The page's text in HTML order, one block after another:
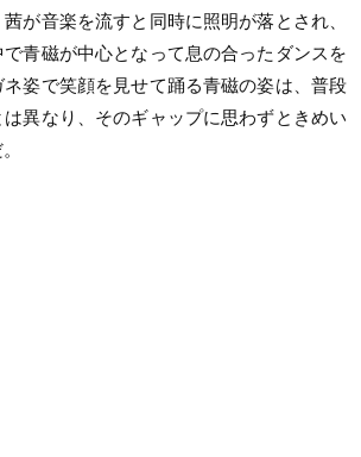
が音楽を流すと同時に照明が落とされ、
青磁が中心となって息の合ったダンスを
姿で笑顔を見せて踊る青磁の姿は、普段
異なり、そのギャップに思わずときめい